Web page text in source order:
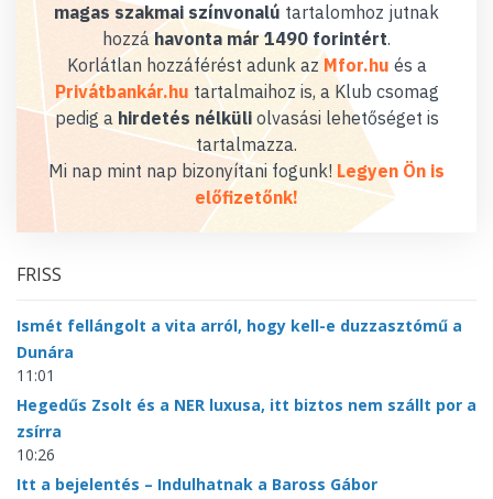
magas szakmai színvonalú tartalomhoz jutnak
hozzáhavonta már 1490 forintért.
Korlátlan hozzáférést adunk az Mfor.hu és a
Privátbankár.hu tartalmaihoz is, a Klub csomag
pedig a hirdetés nélküliolvasási lehetőséget is
tartalmazza.
Mi nap mint nap bizonyítani fogunk! Legyen Ön is
előfizetőnk!
FRISS
Ismét fellángolt a vita arról, hogy kell-e duzzasztómű a
Dunára
11:01
Hegedűs Zsolt és a NER luxusa, itt biztos nem szállt por a
zsírra
10:26
Itt a bejelentés – Indulhatnak a Baross Gábor